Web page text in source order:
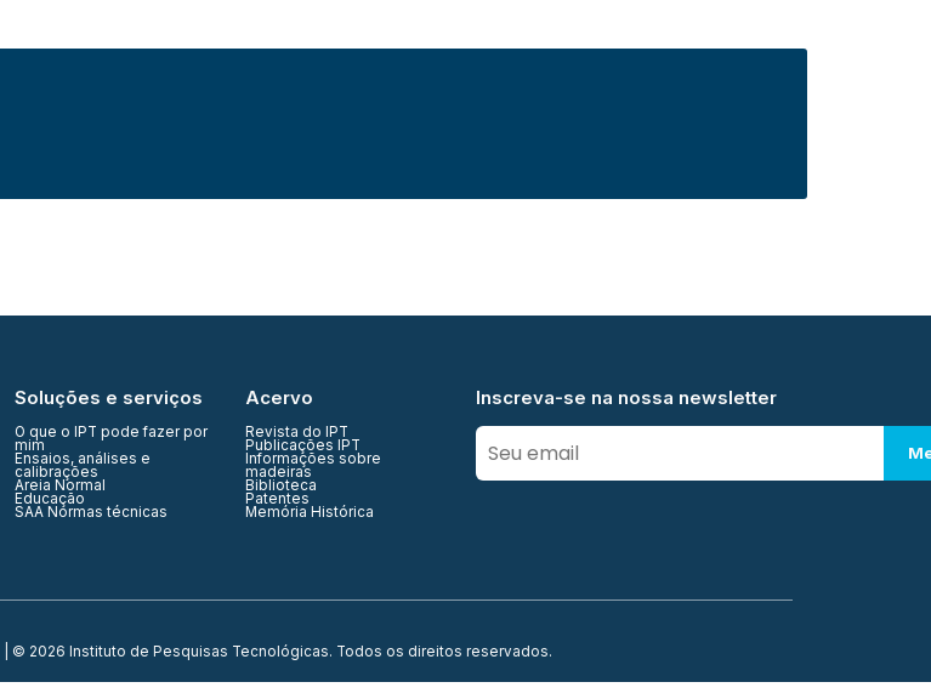
Soluções e serviços
O que o IPT pode fazer por
mim
Ensaios, análises e
calibrações
Areia Normal
Educação
SAA Normas técnicas
Acervo
Revista do IPT
Publicações IPT
Informações sobre
madeiras
Biblioteca
Patentes
Memória Histórica
Inscreva-se na nossa newsletter
| © 2026 Instituto de Pesquisas Tecnológicas. Todos os direitos reservados.